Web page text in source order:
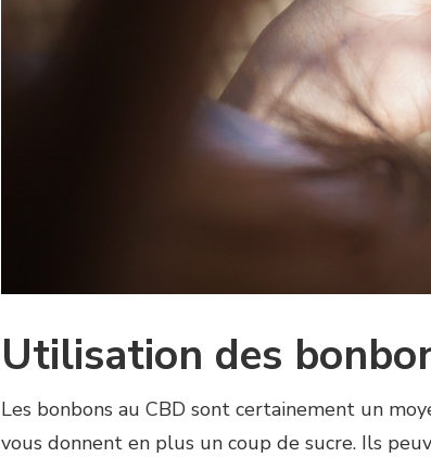
Utilisation des
Les bonbons au CBD sont certainement un
vous donnent en plus un coup de sucre. Ils